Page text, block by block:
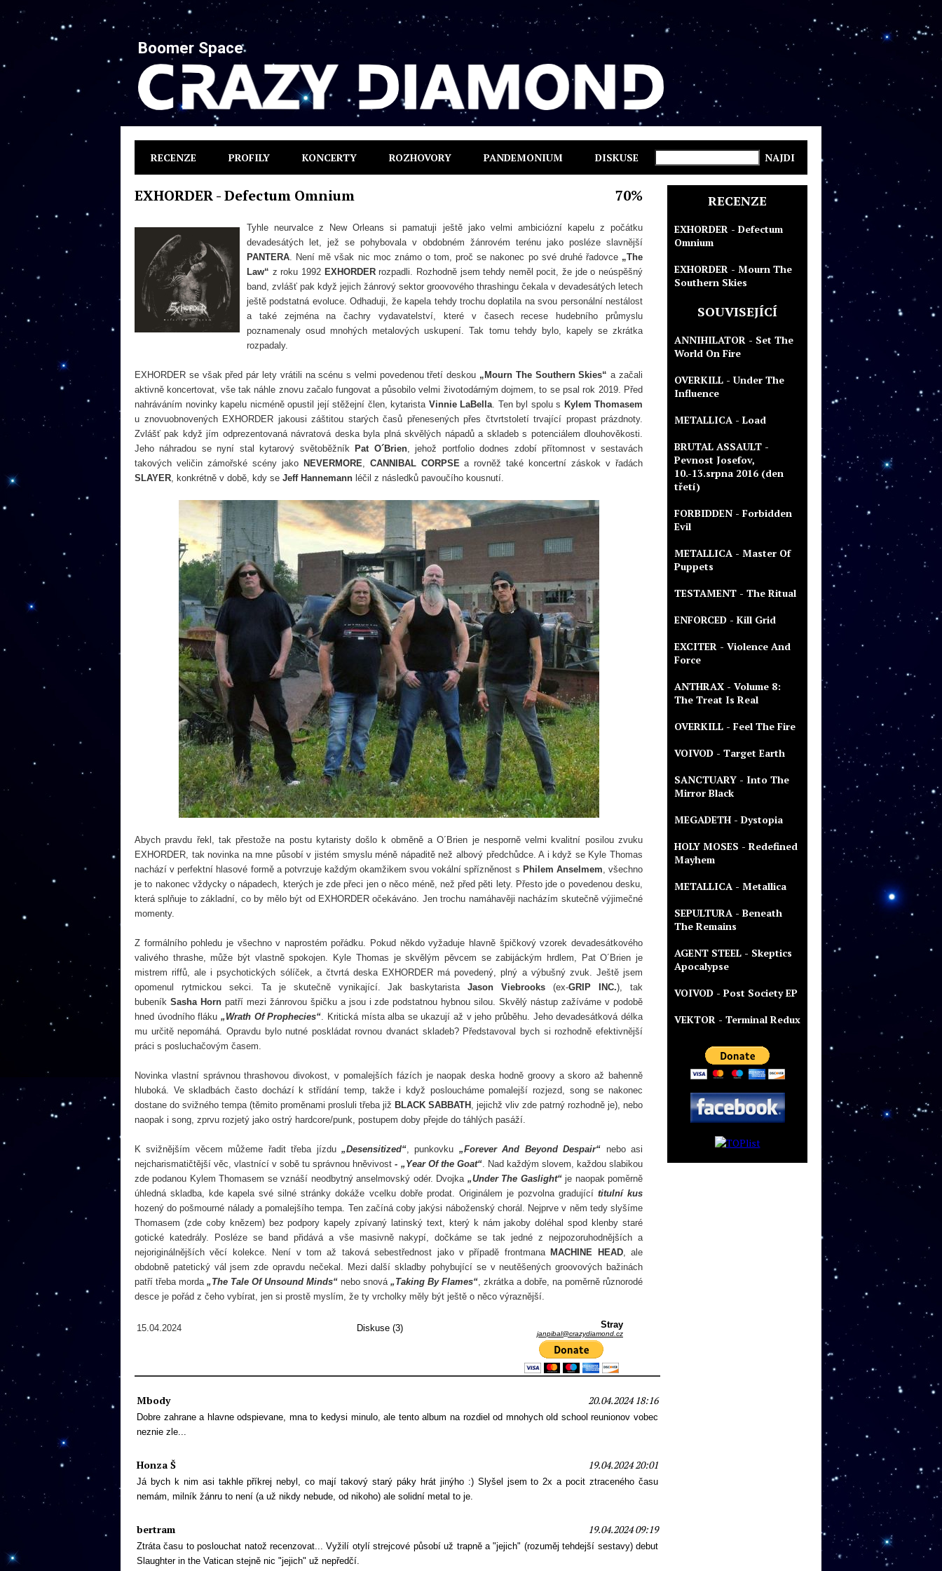
Boomer Space
RECENZE PROFILY KONCERTY ROZHOVORY PANDEMONIUM DISKUSE
EXHORDER - Defectum Omnium 70%
Tyhle neurvalce z New Orleans si pamatuji ještě jako velmi ambiciózní kapelu z počátku
devadesátých let, jež se pohybovala v obdobném žánrovém terénu jako posléze slavnější
PANTERA. Není mě však nic moc známo o tom, proč se nakonec po své druhé řadovce „The
Law“ z roku 1992 EXHORDERrozpadli. Rozhodně jsem tehdy neměl pocit, že jde o neúspěšný
band, zvlášť pak když jejich žánrový sektor groovového thrashingu čekala v devadesátých letech
ještě podstatná evoluce. Odhaduji, že kapela tehdy trochu doplatila na svou personální nestálost
a také zejména na čachry vydavatelství, které v časech recese hudebního průmyslu
poznamenaly osud mnohých metalových uskupení. Tak tomu tehdy bylo, kapely se zkrátka
rozpadaly.
EXHORDER se však před pár lety vrátili na scénu s velmi povedenou třetí deskou „Mourn The Southern Skies“ a začali
aktivně koncertovat, vše tak náhle znovu začalo fungovat a působilo velmi životodárným dojmem, to se psal rok 2019. Před
nahráváním novinky kapelu nicméně opustil její stěžejní člen, kytarista Vinnie LaBella. Ten byl spolu s Kylem Thomasem
u znovuobnovených EXHORDER jakousi záštitou starých časů přenesených přes čtvrtstoletí trvající propast prázdnoty.
Zvlášť pak když jím odprezentovaná návratová deska byla plná skvělých nápadů a skladeb s potenciálem dlouhověkosti.
Jeho náhradou se nyní stal kytarový světoběžník Pat O´Brien, jehož portfolio dodnes zdobí přítomnost v sestavách
takových veličin zámořské scény jako NEVERMORE, CANNIBAL CORPSEa rovněž také koncertní záskok v řadách
SLAYER, konkrétně v době, kdy se Jeff Hannemann léčil z následků pavoučího kousnutí.
Abych pravdu řekl, tak přestože na postu kytaristy došlo k obměně a O´Brien je nesporně velmi kvalitní posilou zvuku
EXHORDER, tak novinka na mne působí v jistém smyslu méně nápaditě než albový předchůdce. A i když se Kyle Thomas
nachází v perfektní hlasové formě a potvrzuje každým okamžikem svou vokální spřízněnost s Philem Anselmem, všechno
je to nakonec vždycky o nápadech, kterých je zde přeci jen o něco méně, než před pěti lety. Přesto jde o povedenou desku,
která splňuje to základní, co by mělo být od EXHORDER očekáváno. Jen trochu namáhavěji nacházím skutečně výjimečné
momenty.
Z formálního pohledu je všechno v naprostém pořádku. Pokud někdo vyžaduje hlavně špičkový vzorek devadesátkového
valivého thrashe, může být vlastně spokojen. Kyle Thomas je skvělým pěvcem se zabijáckým hrdlem, Pat O´Brien je
mistrem riffů, ale i psychotických sólíček, a čtvrtá deska EXHORDER má povedený, plný a výbušný zvuk. Ještě jsem
opomenul rytmickou sekci. Ta je skutečně vynikající. Jak baskytaristaJason Viebrooks (ex-GRIP INC.), tak
bubeník Sasha Hornpatří mezi žánrovou špičku a jsou i zde podstatnou hybnou silou. Skvělý nástup zažíváme v podobě
hned úvodního fláku „Wrath Of Prophecies“. Kritická místa alba se ukazují až v jeho průběhu. Jeho devadesátková délka
mu určitě nepomáhá. Opravdu bylo nutné poskládat rovnou dvanáct skladeb? Představoval bych si rozhodně efektivnější
práci s posluchačovým časem.
Novinka vlastní správnou thrashovou divokost, v pomalejších fázích je naopak deska hodně groovy a skoro až bahenně
hluboká. Ve skladbách často dochází k střídání temp, takže i když posloucháme pomalejší rozjezd, song se nakonec
dostane do svižného tempa (těmito proměnami prosluli třeba již BLACK SABBATH , jejichž vliv zde patrný rozhodně je), nebo
naopak i song, zprvu rozjetý jako ostrý hardcore/punk, postupem doby přejde do táhlých pasáží.
K svižnějším věcem můžeme řadit třeba jízdu „Desensitized“, punkovku „Forever And Beyond Despair“ nebo asi
nejcharismatičtější věc, vlastnící v sobě tu správnou hněvivost - „Year Of the Goat“. Nad každým slovem, každou slabikou
zde podanou Kylem Thomasem se vznáší neodbytný anselmovský odér. Dvojka „Under The Gaslight“je naopak poměrně
úhledná skladba, kde kapela své silné stránky dokáže vcelku dobře prodat. Originálem je pozvolna gradující titulní kus
hozený do pošmourné nálady a pomalejšího tempa. Ten začíná coby jakýsi náboženský chorál. Nejprve v něm tedy slyšíme
Thomasem (zde coby knězem) bez podpory kapely zpívaný latinský text, který k nám jakoby doléhal spod klenby staré
gotické katedrály. Posléze se band přidává a vše masivně nakypí, dočkáme se tak jedné z nejpozoruhodnějších a
nejoriginálnějších věcí kolekce. Není v tom až taková sebestřednost jako v případě frontmana MACHINE HEAD, ale
obdobně patetický vál jsem zde opravdu nečekal. Mezi další skladby pohybující se v neutěšených groovových bažinách
patří třeba morda „The Tale Of Unsound Minds“ nebo snová „Taking By Flames“, zkrátka a dobře, na poměrně různorodé
desce je pořád z čeho vybírat, jen si prostě myslím, že ty vrcholky měly být ještě o něco výraznější.
15.04.2024 Diskuse (3) Stray
janpibal@crazydiamond.cz
Mbody 20.04.2024 18:16
Dobre zahrane a hlavne odspievane, mna to kedysi minulo, ale tento album na rozdiel od mnohych old school reunionov vobec
neznie zle...
Honza Š 19.04.2024 20:01
Já bych k nim asi takhle příkrej nebyl, co mají takový starý páky hrát jinýho :) Slyšel jsem to 2x a pocit ztraceného času
nemám, milník žánru to není (a už nikdy nebude, od nikoho) ale solidní metal to je.
bertram 19.04.2024 09:19
Ztráta času to poslouchat natož recenzovat... Vyžilí otylí strejcové působí už trapně a "jejich" (rozuměj tehdejší sestavy) debut
Slaughter in the Vatican stejně nic "jejich" už nepředčí.
RECENZE
EXHORDER - Defectum
Omnium
EXHORDER - Mourn The
Southern Skies
SOUVISEJÍCÍ
ANNIHILATOR - Set The
World On Fire
OVERKILL - Under The
Influence
METALLICA - Load
BRUTAL ASSAULT -
Pevnost Josefov,
10.-13.srpna 2016 (den
třetí)
FORBIDDEN - Forbidden
Evil
METALLICA - Master Of
Puppets
TESTAMENT - The Ritual
ENFORCED - Kill Grid
EXCITER - Violence And
Force
ANTHRAX - Volume 8:
The Treat Is Real
OVERKILL - Feel The Fire
VOIVOD - Target Earth
SANCTUARY - Into The
Mirror Black
MEGADETH - Dystopia
HOLY MOSES - Redefined
Mayhem
METALLICA - Metallica
SEPULTURA - Beneath
The Remains
AGENT STEEL - Skeptics
Apocalypse
VOIVOD - Post Society EP
VEKTOR - Terminal Redux